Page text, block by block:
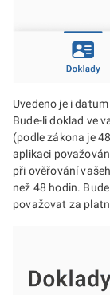
Uvedeno je i
Bude-li doklad ve
(podle zákona je
aplikaci
při ověřování
než 48 hodin.
považovat za